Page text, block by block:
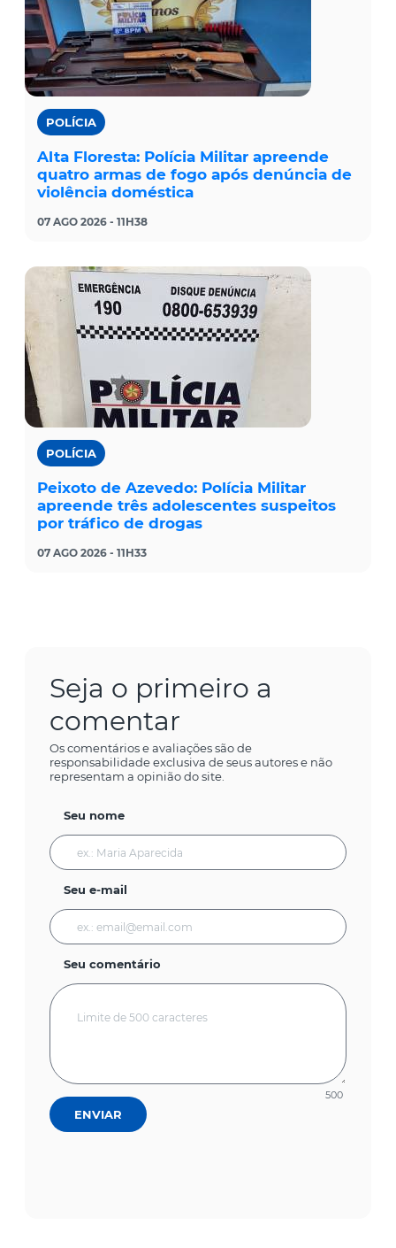
POLÍCIA
Alta Floresta: Polícia Militar apreende
quatro armas de fogo após denúncia de
violência doméstica
07 AGO 2026 - 11H38
POLÍCIA
Peixoto de Azevedo: Polícia Militar
apreende três adolescentes suspeitos
por tráfico de drogas
07 AGO 2026 - 11H33
Seja o primeiro a
comentar
Os comentários e avaliações são de
responsabilidade exclusiva de seus autores e não
representam a opinião do site.
Seu nome
Seu e-mail
Seu comentário
500
ENVIAR